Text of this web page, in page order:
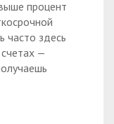
процент
часто здесь
—